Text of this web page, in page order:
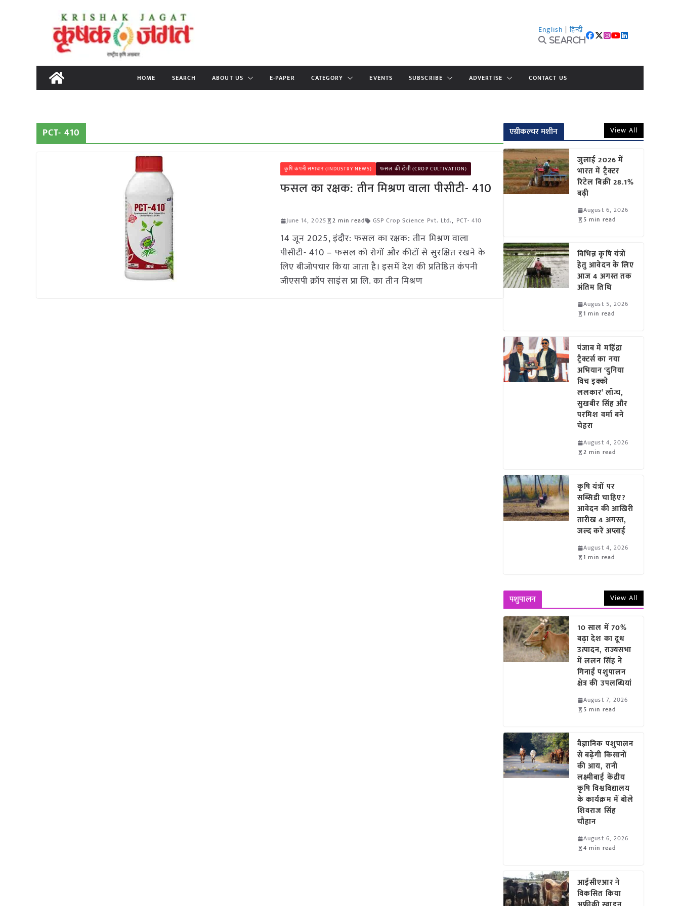
content
English | हिन्दी
Search
HOME SEARCH ABOUT US E-PAPER CATEGORY EVENTS SUBSCRIBE ADVERTISE CONTACT US
PCT- 410
कृषि कंपनी समाचार (INDUSTRY NEWS) फसल की खेती (CROP CULTIVATION)
फसल का रक्षक: तीन मिश्रण वाला पीसीटी- 410
June 14, 2025 2 min read GSP Crop Science Pvt. Ltd., PCT- 410
14 जून 2025, इंदौर: फसल का रक्षक: तीन मिश्रण वाला
पीसीटी- 410 – फसल को रोगों और कीटों से सुरक्षित रखने के
लिए बीजोपचार किया जाता है। इसमें देश की प्रतिष्ठित कंपनी
जीएसपी क्रॉप साइंस प्रा लि. का तीन मिश्रण
एग्रीकल्चर मशीन View All
जुलाई 2026 में
भारत में ट्रैक्टर
रिटेल बिक्री 28.1%
बढ़ी
August 6, 2026
5 min read
विभिन्न कृषि यंत्रों
हेतु आवेदन के लिए
आज 4 अगस्त तक
अंतिम तिथि
August 5, 2026
1 min read
पंजाब में महिंद्रा
ट्रैक्टर्स का नया
अभियान ‘दुनिया
विच इक्को
ललकार’ लॉन्च,
सुखबीर सिंह और
परमिश वर्मा बने
चेहरा
August 4, 2026
2 min read
कृषि यंत्रों पर
सब्सिडी चाहिए?
आवेदन की आखिरी
तारीख 4 अगस्त,
जल्द करें अप्लाई
August 4, 2026
1 min read
पशुपालन View All
10 साल में 70%
बढ़ा देश का दूध
उत्पादन, राज्यसभा
में ललन सिंह ने
गिनाईं पशुपालन
क्षेत्र की उपलब्धियां
August 7, 2026
5 min read
वैज्ञानिक पशुपालन
से बढ़ेगी किसानों
की आय, रानी
लक्ष्मीबाई केंद्रीय
कृषि विश्वविद्यालय
के कार्यक्रम में बोले
शिवराज सिंह
चौहान
August 6, 2026
4 min read
आईसीएआर ने
विकसित किया